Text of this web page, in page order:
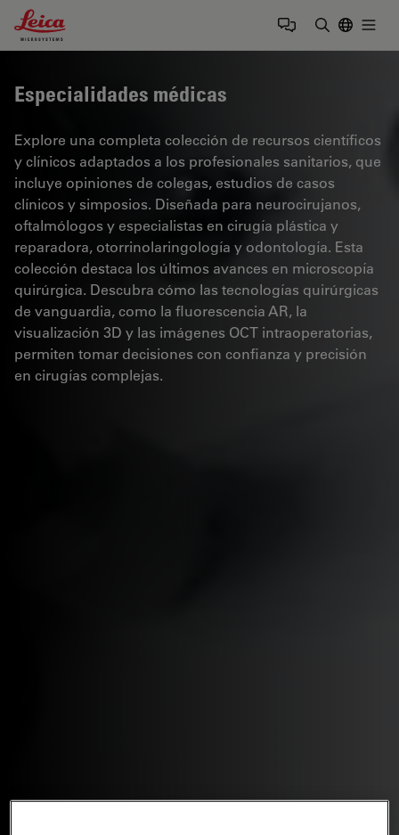
Leica Microsystems Logo
Especialidades médicas
Explore una completa colección de recursos científicos
y clínicos adaptados a los profesionales sanitarios, que
incluye opiniones de colegas, estudios de casos
clínicos y simposios. Diseñada para neurocirujanos,
oftalmólogos y especialistas en cirugía plástica y
reparadora, otorrinolaringología y odontología. Esta
colección destaca los últimos avances en microscopía
quirúrgica. Descubra cómo las tecnologías quirúrgicas
de vanguardia, como la fluorescencia AR, la
visualización 3D y las imágenes OCT intraoperatorias,
permiten tomar decisiones con confianza y precisión
en cirugías complejas.